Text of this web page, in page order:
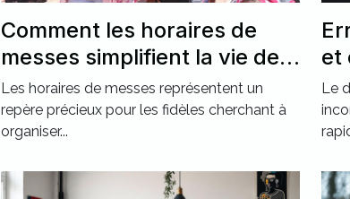
Comment les horaires de
messes simplifient la vie des
pratiquants ?
Les horaires de messes représentent un
repère précieux pour les fidèles cherchant à
organiser...
et
Le